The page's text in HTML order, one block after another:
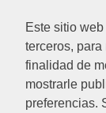
Este sitio
terceros,
finalidad de
mostrarle
preferencias.
Coses
Coses